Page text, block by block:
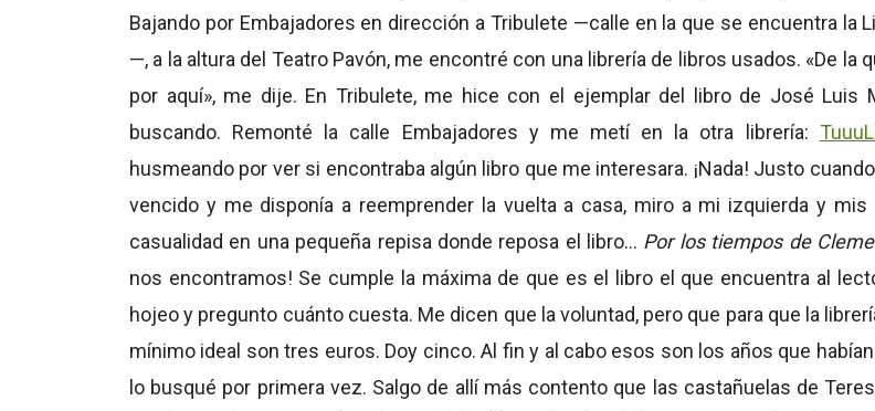
Bajando por Embajadores en dirección a Tribulete —calle en la que se encuentra la
—, a la altura del Teatro Pavón, me encontré con una librería de libros usados. «De la
por aquí», me dije. En Tribulete, me hice con el ejemplar del libro de José Luis
buscando. Remonté la calle Embajadores y me metí en la otra librería:
husmeando por ver si encontraba algún libro que me interesara. ¡Nada! Justo
vencido y me disponía a reemprender la vuelta a casa, miro a mi izquierda y
casualidad en una pequeña repisa donde reposa el libro… Por los tiempos de
nos encontramos! Se cumple la máxima de que es el libro el que encuentra al
hojeo y pregunto cuánto cuesta. Me dicen que la voluntad, pero que para que la
mínimo ideal son tres euros. Doy cinco. Al fin y al cabo esos son los años que
lo busqué por primera vez. Salgo de allí más contento que las castañuelas de